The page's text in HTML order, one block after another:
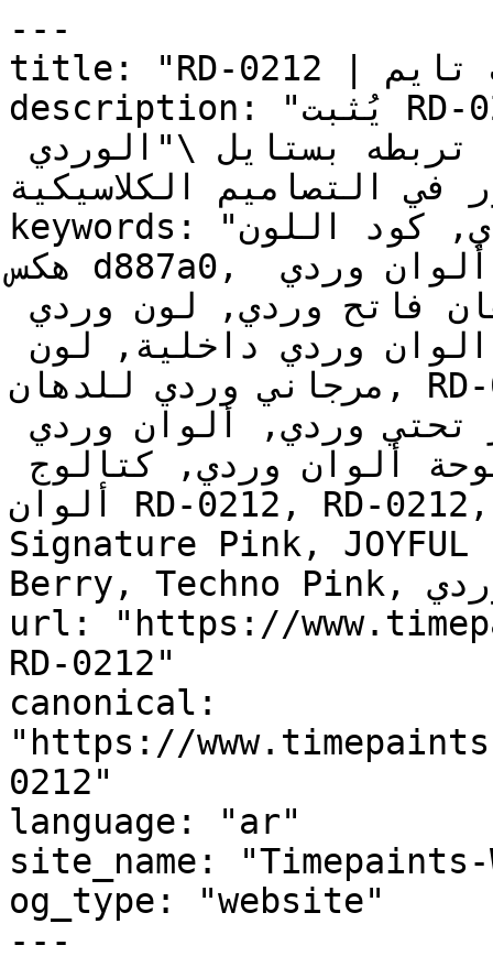
---
title: "RD-0212 | الألوان | دهانات تايم"
description: "يُثبت RD-0212 المدى الاحترافي للون
التصاميم الكلاسيكية."
keywords: "لون مرجاني وردي, كود اللون RD-0212, لون
هكس d887a0, دهان وردي, طلاء وردي, ألوان وردي
مرجاني وردي للدهان, RD-0212 دهان, ألوان وردي فاتح,
ألوان RD-0212, RD-0212, Springtime Bloom,
Signature Pink,
Berry, Techno Pink, مرجاني وردي, Pink Coral"
url: "https://
RD-0212"
canonical:
"https://
0212"
language: "ar"
site_name:
og_type: "website"
---